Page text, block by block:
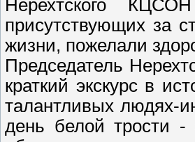
Нерехтского
присутствующих за
жизни, пожелали
Председатель
краткий экскурс в
талантливых людях-
день белой трости -